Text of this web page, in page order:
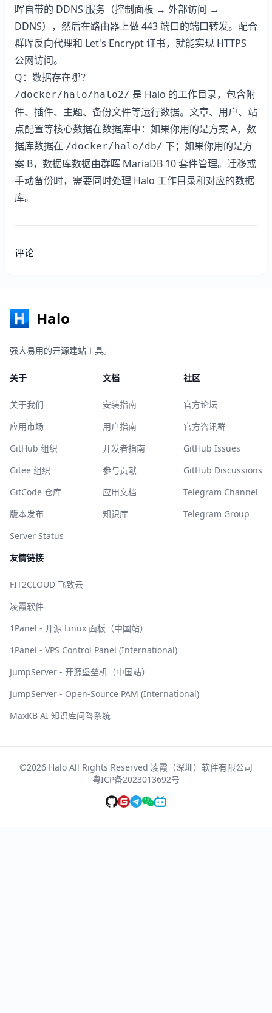
晖自带的 DDNS 服务（控制面板 → 外部访问 →
DDNS），然后在路由器上做 443 端口的端口转发。配合
群晖反向代理和 Let's Encrypt 证书，就能实现 HTTPS
公网访问。
Q：数据存在哪？
/docker/halo/halo2/ 是 Halo 的工作目录，包含附
件、插件、主题、备份文件等运行数据。文章、用户、站
点配置等核心数据在数据库中：如果你用的是方案 A，数
据库数据在 /docker/halo/db/ 下；如果你用的是方
案 B，数据库数据由群晖 MariaDB 10 套件管理。迁移或
手动备份时，需要同时处理 Halo 工作目录和对应的数据
库。
评论
Halo
强大易用的开源建站工具。
关于
关于我们
应用市场
GitHub 组织
Gitee 组织
GitCode 仓库
版本发布
Server Status
文档
安装指南
用户指南
开发者指南
参与贡献
应用文档
知识库
社区
官方论坛
官方咨讯群
GitHub Issues
GitHub Discussions
Telegram Channel
Telegram Group
友情链接
FIT2CLOUD 飞致云
凌霞软件
1Panel - 开源 Linux 面板（中国站）
1Panel - VPS Control Panel (International)
JumpServer - 开源堡垒机（中国站）
JumpServer - Open-Source PAM (International)
MaxKB AI 知识库问答系统
©2026 Halo All Rights Reserved 凌霞（深圳）软件有限公司
粤ICP备2023013692号